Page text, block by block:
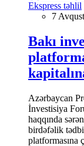
Ekspress təhlil
7
Bakı
Azərbaycan
İnvestisiya
haqqında
birdəfəlik
platformasına